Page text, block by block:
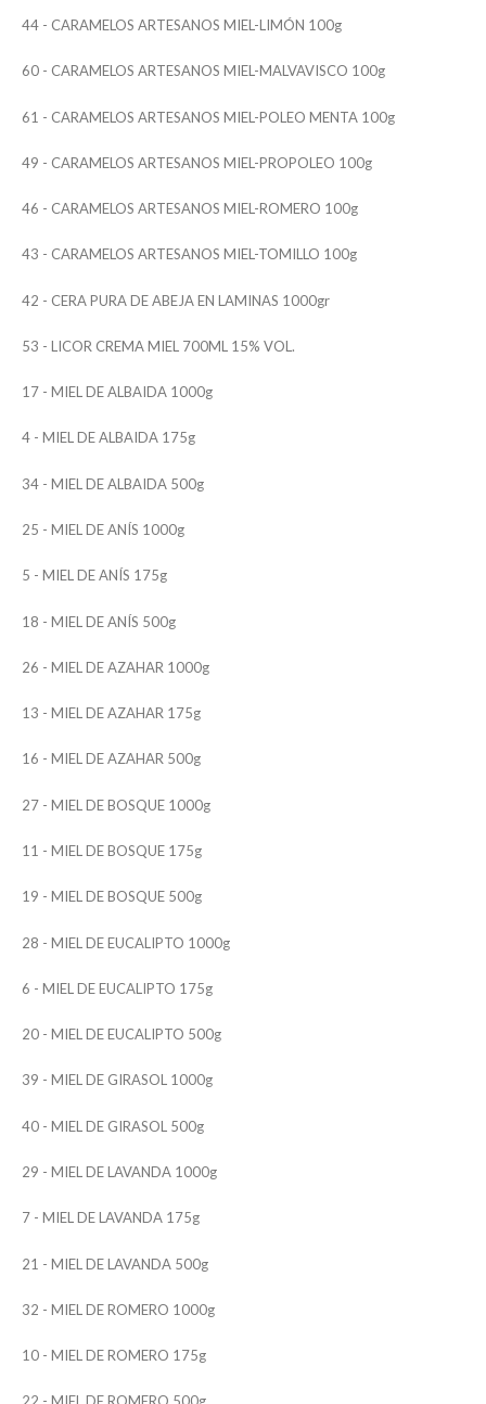
44 - CARAMELOS ARTESANOS MIEL-LIMÓN 100g
60 - CARAMELOS ARTESANOS MIEL-MALVAVISCO 100g
61 - CARAMELOS ARTESANOS MIEL-POLEO MENTA 100g
49 - CARAMELOS ARTESANOS MIEL-PROPOLEO 100g
46 - CARAMELOS ARTESANOS MIEL-ROMERO 100g
43 - CARAMELOS ARTESANOS MIEL-TOMILLO 100g
42 - CERA PURA DE ABEJA EN LAMINAS 1000gr
53 - LICOR CREMA MIEL 700ML 15% VOL.
17 - MIEL DE ALBAIDA 1000g
4 - MIEL DE ALBAIDA 175g
34 - MIEL DE ALBAIDA 500g
25 - MIEL DE ANÍS 1000g
5 - MIEL DE ANÍS 175g
18 - MIEL DE ANÍS 500g
26 - MIEL DE AZAHAR 1000g
13 - MIEL DE AZAHAR 175g
16 - MIEL DE AZAHAR 500g
27 - MIEL DE BOSQUE 1000g
11 - MIEL DE BOSQUE 175g
19 - MIEL DE BOSQUE 500g
28 - MIEL DE EUCALIPTO 1000g
6 - MIEL DE EUCALIPTO 175g
20 - MIEL DE EUCALIPTO 500g
39 - MIEL DE GIRASOL 1000g
40 - MIEL DE GIRASOL 500g
29 - MIEL DE LAVANDA 1000g
7 - MIEL DE LAVANDA 175g
21 - MIEL DE LAVANDA 500g
32 - MIEL DE ROMERO 1000g
10 - MIEL DE ROMERO 175g